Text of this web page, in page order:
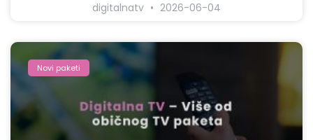
digitalnatv 2026-06-04
Novi paketi